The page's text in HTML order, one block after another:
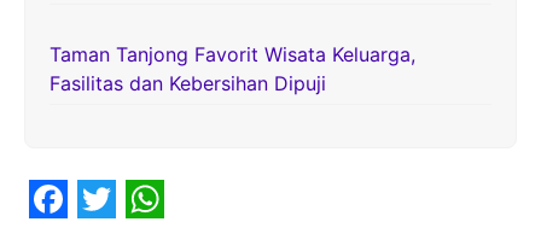
Taman Tanjong Favorit Wisata Keluarga,
Fasilitas dan Kebersihan Dipuji